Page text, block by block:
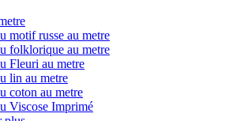
motif russe au metre
folklorique au metre
Fleuri au metre
lin au metre
coton au metre
Viscose Imprimé